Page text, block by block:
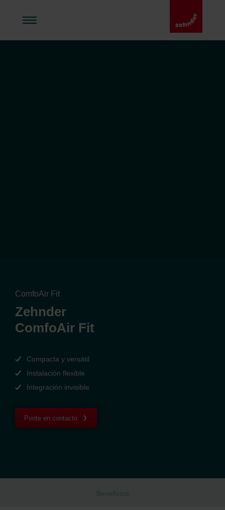
ComfoAir Fit
Zehnder
ComfoAir Fit
Compacta y versátil
Instalación flexible
Integración invisible
Ponte en contacto
Beneficios